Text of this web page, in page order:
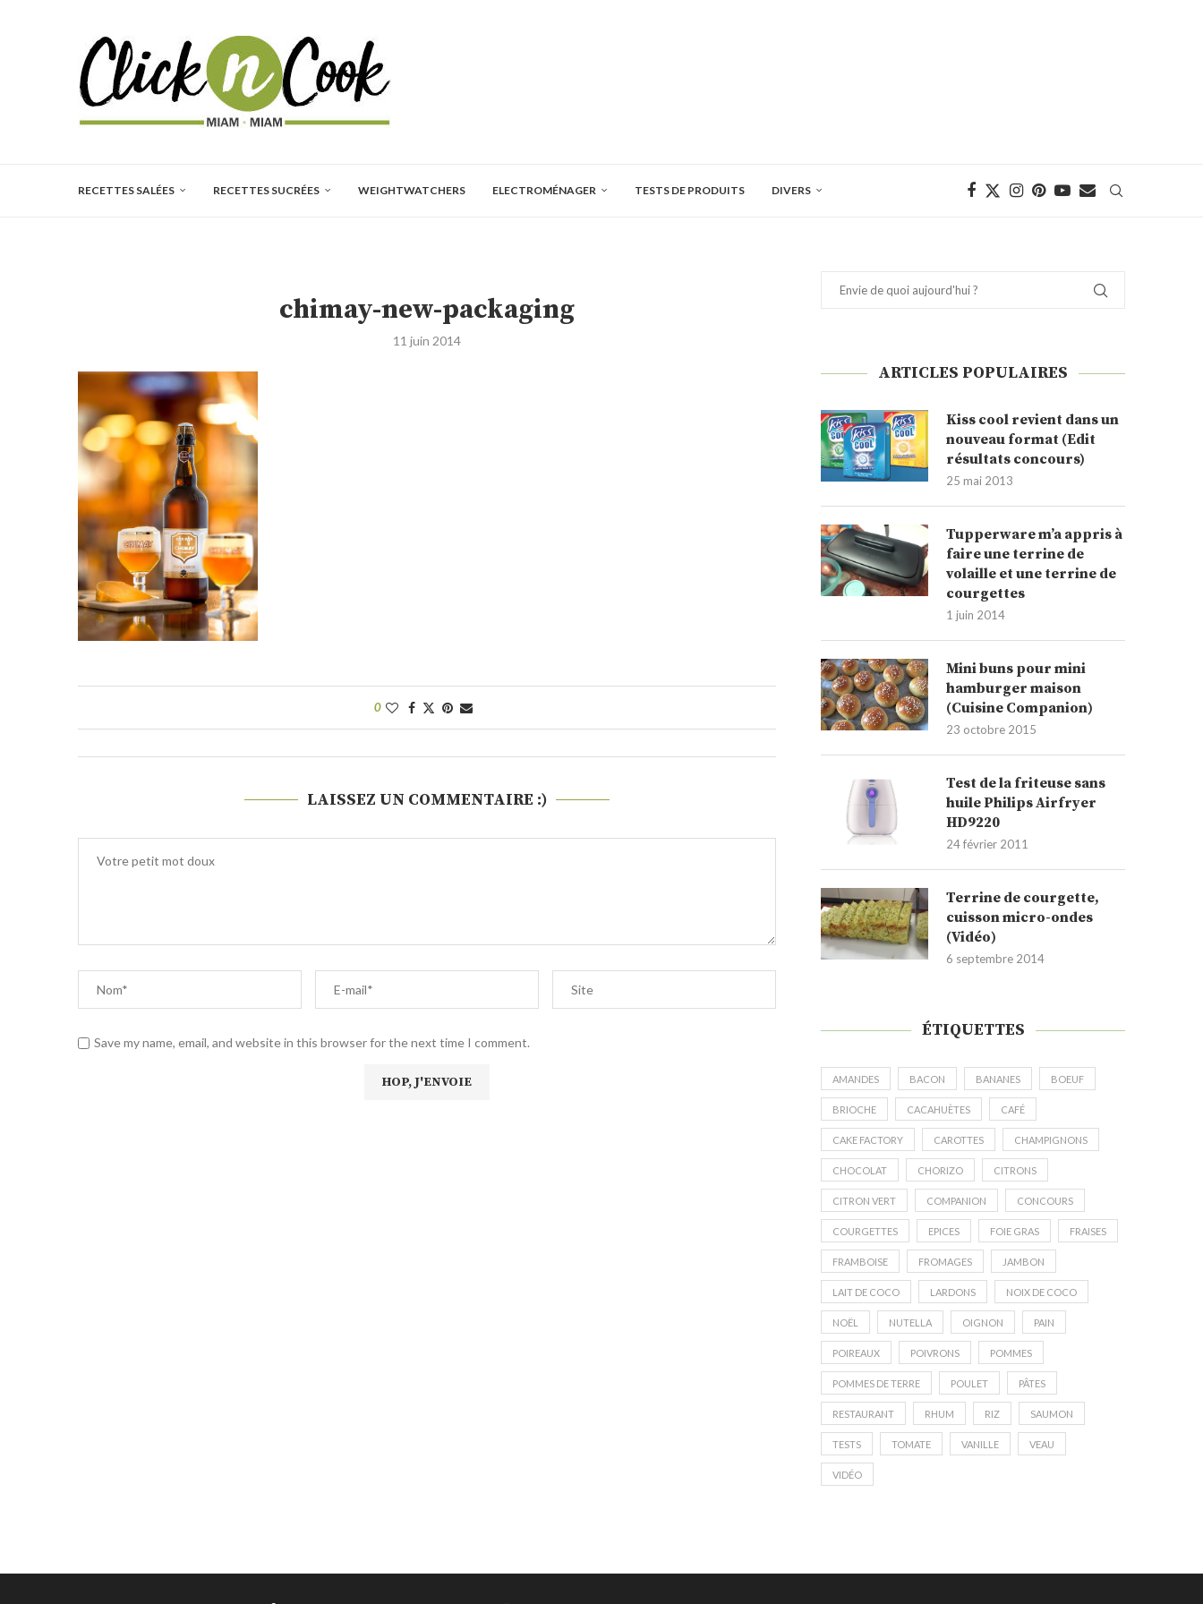
RECETTES SALÉES RECETTES SUCRÉES WEIGHTWATCHERS ELECTROMÉNAGER TESTS DE PRODUITS DIVERS
chimay-new-packaging
11 juin 2014
0
LAISSEZ UN COMMENTAIRE :)
Save my name, email, and website in this browser for the next time I comment.
ARTICLES POPULAIRES
Kiss cool revient dans un
nouveau format (Edit
résultats concours)
25 mai 2013
Tupperware m’a appris à
faire une terrine de
volaille et une terrine de
courgettes
1 juin 2014
Mini buns pour mini
hamburger maison
(Cuisine Companion)
23 octobre 2015
Test de la friteuse sans
huile Philips Airfryer
HD9220
24 février 2011
Terrine de courgette,
cuisson micro-ondes
(Vidéo)
6 septembre 2014
ÉTIQUETTES
AMANDES BACON BANANES BOEUF
BRIOCHE CACAHUÈTES CAFÉ
CAKE FACTORY CAROTTES CHAMPIGNONS
CHOCOLAT CHORIZO CITRONS
CITRON VERT COMPANION CONCOURS
COURGETTES EPICES FOIE GRAS FRAISES
FRAMBOISE FROMAGES JAMBON
LAIT DE COCO LARDONS NOIX DE COCO
NOËL NUTELLA OIGNON PAIN
POIREAUX POIVRONS POMMES
POMMES DE TERRE POULET PÂTES
RESTAURANT RHUM RIZ SAUMON
TESTS TOMATE VANILLE VEAU
VIDÉO